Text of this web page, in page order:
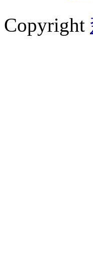
Copyright